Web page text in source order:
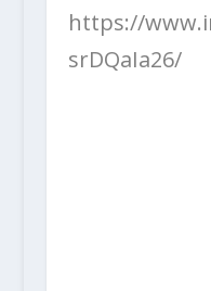
https://
srDQaIa26/